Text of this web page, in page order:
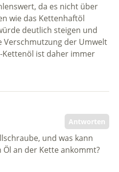
da es nicht über
wie das Kettenhaftöl
deutlich steigen und
Verschmutzung der Umwelt
Kettenöl ist daher immer
Antworten
und was kann
an der Kette ankommt?